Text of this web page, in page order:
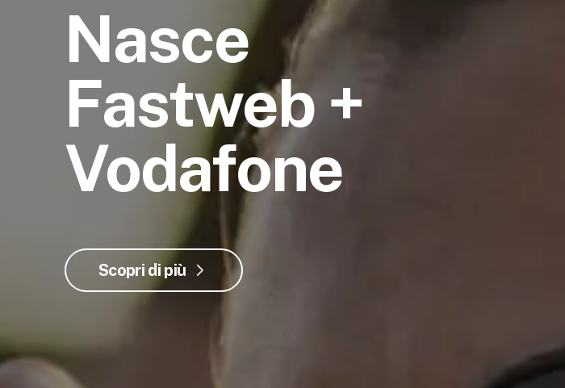
Nasce
Fastweb +
Vodafone
Scopri di più